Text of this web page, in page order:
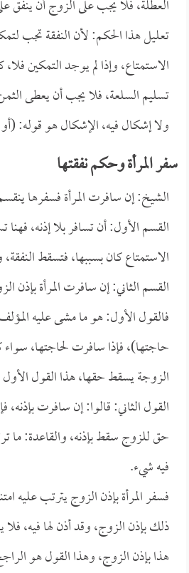
العطلة، فلا يجب على الزوج أن ينفق
تعليل هذا الحكم: لأن النفقة تجب
الاستمتاع، وإذا لم يوجد التمكين فلا،
تسليم السلعة، فلا يجب أن يعطى
ولا إشكال فيه، الإشكال هو قوله:
سفر المرأة وحكم نفقتها
الشيخ: إن سافرت المرأة فسفرها
القسم الأول: أن تسافر بلا إذنه، فهنا
الاستمتاع كان بسببها، فتسقط
القسم الثاني: إن سافرت المرأة بإذن
فالقول الأول: هو ما مشى عليه
حاجتها)، فإذا سافرت لحاجتها، سواء
الزوجة يسقط حقها، هذا القول
القول الثاني: قالوا: إن سافرت
حق للزوج سقط بإذنه، والقاعدة: ما
فيه شيء.
فسفر المرأة بإذن الزوج يترتب عليه
ذلك بإذن الزوج، وقد أذن لها فيه،
هذا بإذن الزوج، وهذا القول هو